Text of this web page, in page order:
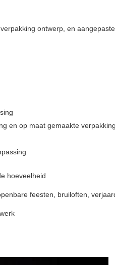
ontwerp, en
en op maat gemaakte verpakking
hoeveelheid
feesten, bruiloften,